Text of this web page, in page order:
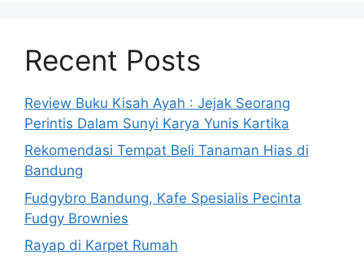
Recent Posts
Review Buku Kisah Ayah : Jejak Seorang
Perintis Dalam Sunyi Karya Yunis Kartika
Rekomendasi Tempat Beli Tanaman Hias di
Bandung
Fudgybro Bandung, Kafe Spesialis Pecinta
Fudgy Brownies
Rayap di Karpet Rumah